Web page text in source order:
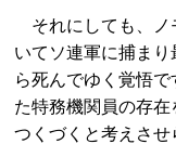
それにしても、ノ
いてソ連軍に捕ま
ら死んでゆく覚悟
た特務機関員の存
つくづくと考えさせ